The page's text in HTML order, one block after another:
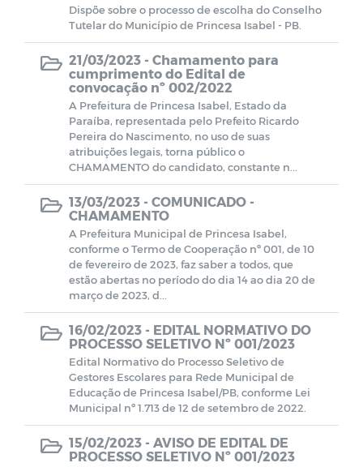
EDITAIS - LEI ALDIR BLANC
Despesas (COVID-19)
Receitas (COVID-19)
Termos de Adesão
Termos de permissão de uso
Formulários de Cadastros
Transição de Governo 2024-2025
Dispõe sobre o processo de escolha do Conselho
Tutelar do Município de Princesa Isabel - PB.
21/03/2023 - Chamamento para
cumprimento do Edital de
convocação nº 002/2022
A Prefeitura de Princesa Isabel, Estado da
Paraíba, representada pelo Prefeito Ricardo
Pereira do Nascimento, no uso de suas
atribuições legais, torna público o
CHAMAMENTO do candidato, constante n...
13/03/2023 - COMUNICADO -
CHAMAMENTO
A Prefeitura Municipal de Princesa Isabel,
conforme o Termo de Cooperação nº 001, de 10
de fevereiro de 2023, faz saber a todos, que
estão abertas no período do dia 14 ao dia 20 de
março de 2023, d...
16/02/2023 - EDITAL NORMATIVO DO
PROCESSO SELETIVO Nº 001/2023
Edital Normativo do Processo Seletivo de
Gestores Escolares para Rede Municipal de
Educação de Princesa Isabel/PB, conforme Lei
Municipal nº 1.713 de 12 de setembro de 2022.
15/02/2023 - AVISO DE EDITAL DE
PROCESSO SELETIVO Nº 001/2023